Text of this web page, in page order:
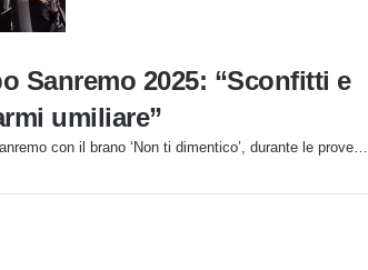
Sanremo 2025: “Sconfitti e
umiliare”
con il brano ‘Non ti dimentico’, durante le prove…